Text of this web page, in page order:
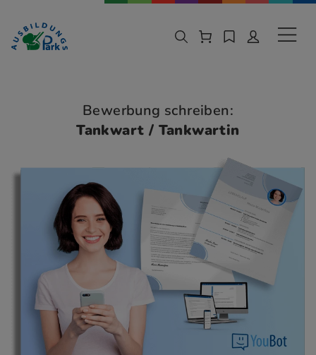
Zur Navigation springen
Zu den Hauptinhalten springen
Bewerbung schreiben:
Tankwart / Tankwartin